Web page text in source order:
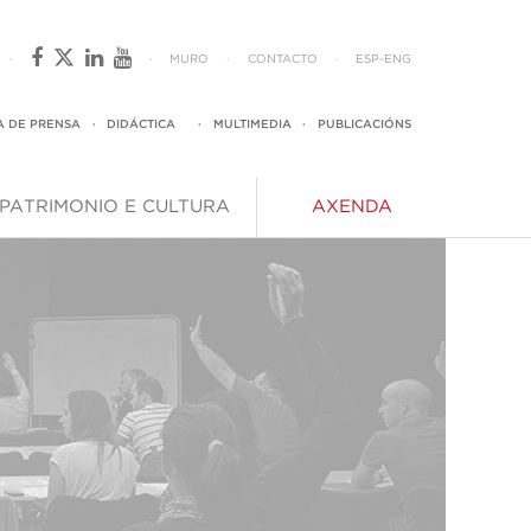
· · MURO · CONTACTO · ESP - ENG
DE PRENSA · DIDÁCTICA · MULTIMEDIA · PUBLICACIÓNS
PATRIMONIO E CULTURA AXENDA